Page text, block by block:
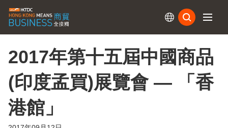
2017年第十五屆中國商品
(印度孟買)展覽會 — 「香
港館」